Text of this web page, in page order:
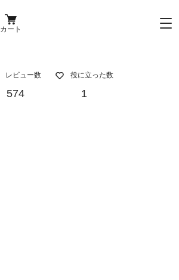
カート
レビュー数
574
役に立った数
1